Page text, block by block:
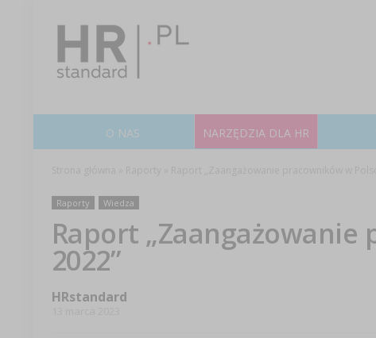
O NAS NARZĘDZIA DLA HR
Raporty Wiedza
Raport
2022”
HRstandard